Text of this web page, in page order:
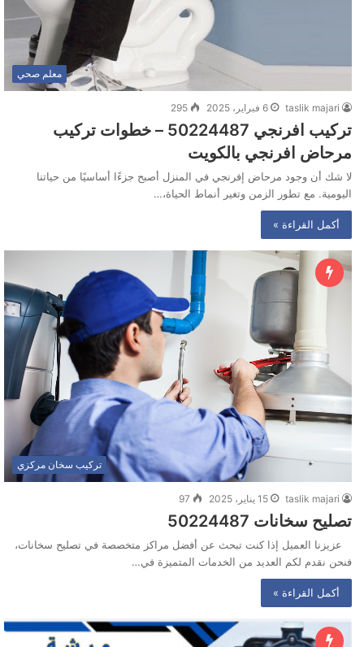
معلم صحي
taslik majari 6 فبراير، 2025 295
تركيب افرنجي 50224487‬ – خطوات تركيب
مرحاض افرنجي بالكويت
لا شك أن وجود مرحاض إفرنجي في المنزل أصبح جزءًا أساسيًا من حياتنا
اليومية. مع تطور الزمن وتغير أنماط الحياة،…
أكمل القراءة »
تركيب سخان مركزي
taslik majari 15 يناير، 2025 97
تصليح سخانات ‭50224487‬
عزيزنا العميل إذا كنت تبحث عن أفضل مراكز متخصصة في تصليح سخانات،
فنحن نقدم لكم العديد من الخدمات المتميزة في…
أكمل القراءة »